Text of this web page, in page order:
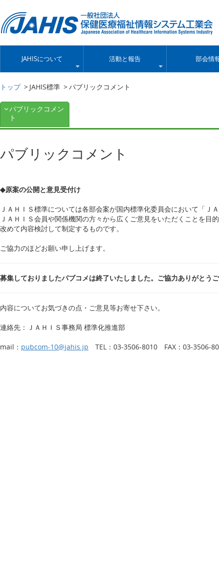
JAHISについて 活動と報告 部会情
トップ JAHIS標準 パブリックコメント
パブリックコメン
ト
パブリックコメント
◆原案の公開と意見受付け
ＪＡＨＩＳ標準については各部会案が国内標準化委員会において「Ｊ
ＪＡＨＩＳ会員や関係機関の方々から広くご意見をいただくことを目
改めて内容検討して制定するものです。
ご協力のほどお願い申し上げます。
募集しておりましたパブコメは終了いたしました。ご協力ありがとう
内容についてお気づきの点・ご意見等お寄せ下さい。
連絡先：ＪＡＨＩＳ事務局 標準化推進部
mail： pubcom-10@jahis.jp TEL：03-3506-8010 FAX：03-3506-